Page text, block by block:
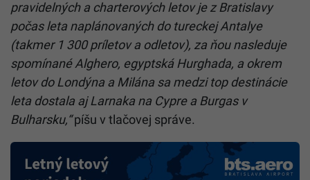
pravidelných a charterových letov je z Bratislavy
počas leta naplánovaných do tureckej Antalye
(takmer 1 300 príletov a odletov), za ňou nasleduje
spomínané Alghero, egyptská Hurghada, a okrem
letov do Londýna a Milána sa medzi top destinácie
leta dostala aj Larnaka na Cypre a Burgas v
Bulharsku,“píšu v tlačovej správe.